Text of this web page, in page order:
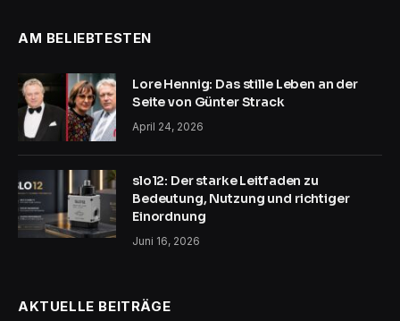
AM BELIEBTESTEN
Lore Hennig: Das stille Leben an der
Seite von Günter Strack
April 24, 2026
slo12: Der starke Leitfaden zu
Bedeutung, Nutzung und richtiger
Einordnung
Juni 16, 2026
AKTUELLE BEITRÄGE